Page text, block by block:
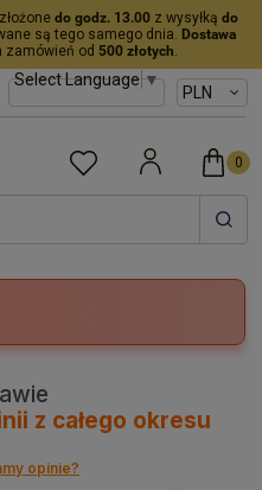
do godz. 13.00z wysyłką do
są tego samego dnia. Dostawa
od 500 złotych.
Select Language▼
z całego okresu
opinie?